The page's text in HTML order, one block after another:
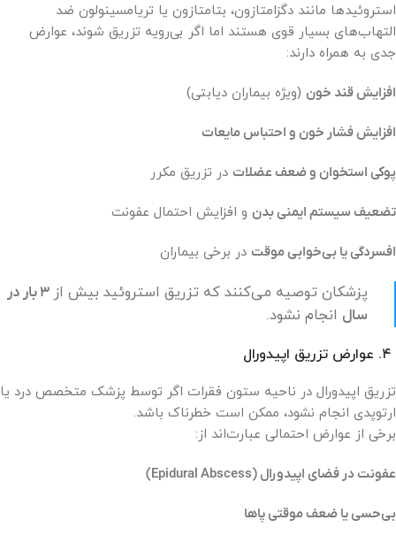
استروئیدها مانند دگزامتازون، بتامتازون یا تریامسینولون ضد
التهاب‌های بسیار قوی هستند اما اگر بی‌رویه تزریق شوند، عوارض
جدی به همراه دارند:
افزایش قند خون (ویژه بیماران دیابتی)
افزایش فشار خون و احتباس مایعات
پوکی استخوان و ضعف عضلات در تزریق مکرر
تضعیف سیستم ایمنی بدن و افزایش احتمال عفونت
افسردگی یا بی‌خوابی موقت در برخی بیماران
پزشکان توصیه می‌کنند که تزریق استروئید بیش از
۳ بار در
سال انجام نشود.
تزریق اپیدورال در ناحیه ستون فقرات اگر توسط پزشک متخصص درد یا
ارتوپدی انجام نشود، ممکن است خطرناک باشد.
برخی از عوارض احتمالی عبارت‌اند از:
عفونت در فضای اپیدورال (Epidural Abscess)
بی‌حسی یا ضعف موقتی پاها